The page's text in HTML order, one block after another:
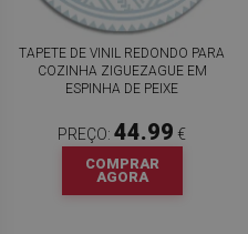
TAPETE DE VINIL REDONDO PARA
COZINHA ZIGUEZAGUE EM
ESPINHA DE PEIXE
PREÇO: 44.99 €
COMPRAR
AGORA